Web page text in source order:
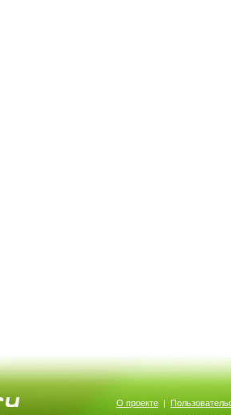
О проекте |